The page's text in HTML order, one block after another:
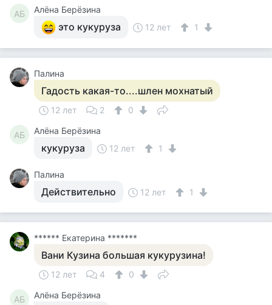
АБ Алёна Берёзина
это кукуруза 12 лет 1
Палина
Гадость какая-то....шлен мохнатый
12 лет 2 0
АБ Алёна Берёзина
кукуруза 12 лет 1
Палина
Действительно 12 лет 1
****** Екатерина *******
Вани Кузина большая кукурузина!
12 лет 4 0
АБ Алёна Берёзина